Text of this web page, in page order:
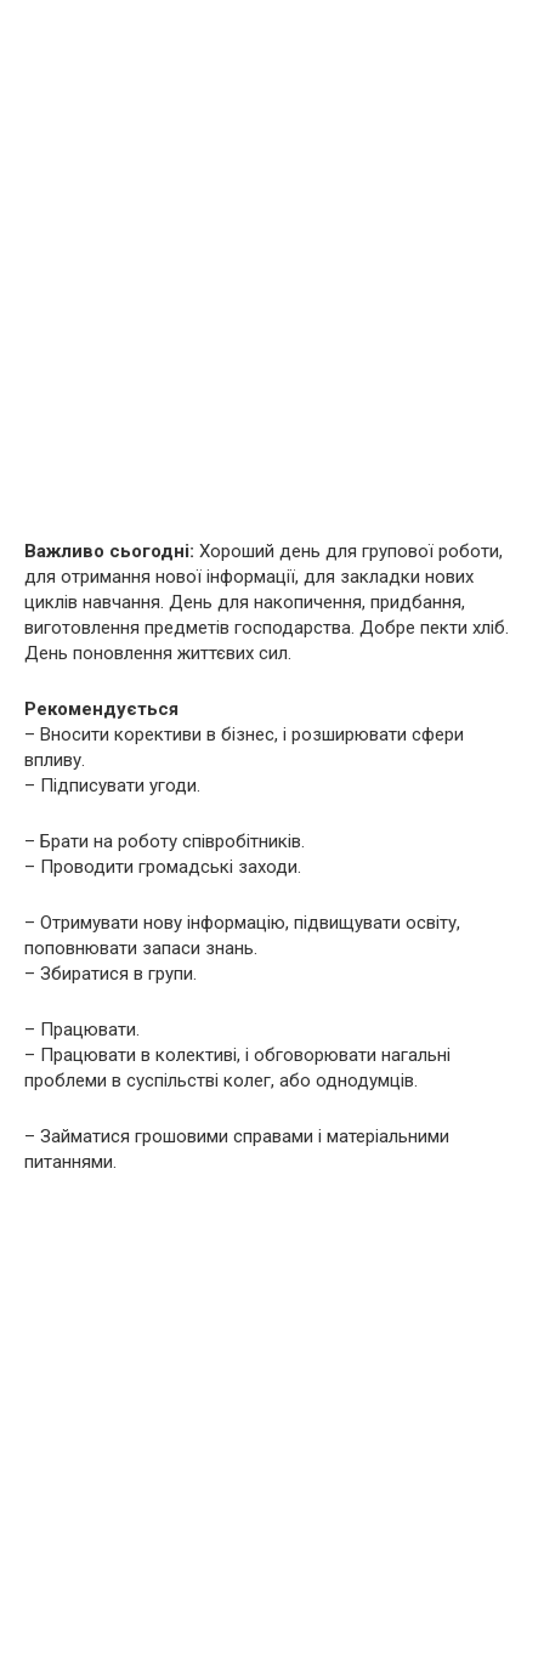
Важливо сьогодні: Хороший день для групової роботи,
для отримання нової інформації, для закладки нових
циклів навчання. День для накопичення, придбання,
виготовлення предметів господарства. Добре пекти хліб.
День поновлення життєвих сил.
Рекомендується
– Вносити корективи в бізнес, і розширювати сфери
впливу.
– Підписувати угоди.
– Брати на роботу співробітників.
– Проводити громадські заходи.
– Отримувати нову інформацію, підвищувати освіту,
поповнювати запаси знань.
– Збиратися в групи.
– Працювати.
– Працювати в колективі, і обговорювати нагальні
проблеми в суспільстві колег, або однодумців.
– Займатися грошовими справами і матеріальними
питаннями.